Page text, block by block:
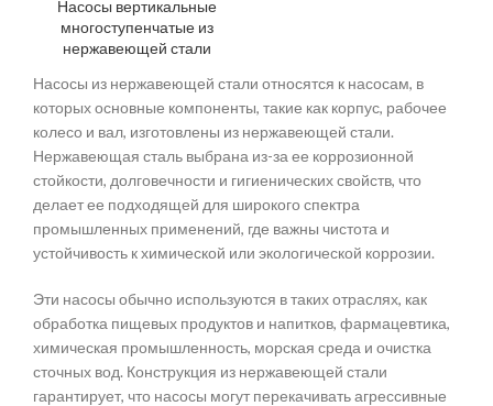
Насосы вертикальные
многоступенчатые из
нержавеющей стали
Насосы из нержавеющей стали относятся к насосам, в
которых основные компоненты, такие как корпус, рабочее
колесо и вал, изготовлены из нержавеющей стали.
Нержавеющая сталь выбрана из-за ее коррозионной
стойкости, долговечности и гигиенических свойств, что
делает ее подходящей для широкого спектра
промышленных применений, где важны чистота и
устойчивость к химической или экологической коррозии.
Эти насосы обычно используются в таких отраслях, как
обработка пищевых продуктов и напитков, фармацевтика,
химическая промышленность, морская среда и очистка
сточных вод. Конструкция из нержавеющей стали
гарантирует, что насосы могут перекачивать агрессивные